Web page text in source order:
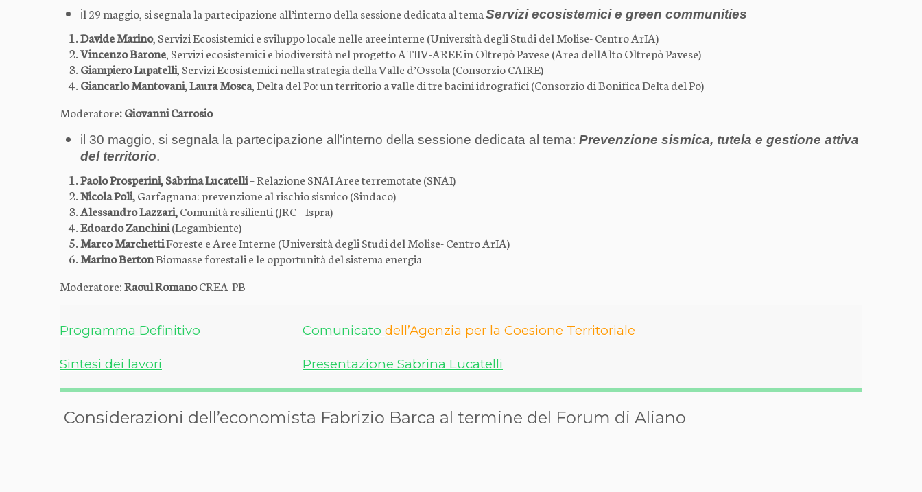
il 29 maggio, si segnala la partecipazione all’interno della sessione dedicata al temaServizi ecosistemici e green communities
Davide Marino, Servizi Ecosistemici e sviluppo locale nelle aree interne (Università degli Studi del Molise- Centro ArIA)
Vincenzo Barone, Servizi ecosistemici e biodiversità nel progetto ATIIV-AREE in Oltrepò Pavese (Area dellAlto Oltrepò Pavese)
Giampiero Lupatelli, Servizi Ecosistemici nella strategia della Valle d’Ossola (Consorzio CAIRE)
Giancarlo Mantovani, Laura Mosca, Delta del Po: un territorio a valle di tre bacini idrografici (Consorzio di Bonifica Delta del Po)
Moderatore: Giovanni Carrosio
il 30 maggio, si segnala la partecipazione all’interno della sessione dedicata al tema: Prevenzione sismica, tutela e gestione attiva
del territorio.
Paolo Prosperini, Sabrina Lucatelli– Relazione SNAI Aree terremotate (SNAI)
Nicola Poli,Garfagnana: prevenzione al rischio sismico (Sindaco)
Alessandro Lazzari,Comunità resilienti (JRC – Ispra)
Edoardo Zanchini(Legambiente)
Marco MarchettiForeste e Aree Interne (Università degli Studi del Molise- Centro ArIA)
Marino BertonBiomasse forestali e le opportunità del sistema energia
Moderatore:Raoul RomanoCREA-PB
Programma Definitivo
Sintesi dei lavori
Comunicato dell’Agenzia per la Coesione Territoriale
Presentazione Sabrina Lucatelli
Considerazioni dell’economista Fabrizio Barca al termine del Forum di Aliano